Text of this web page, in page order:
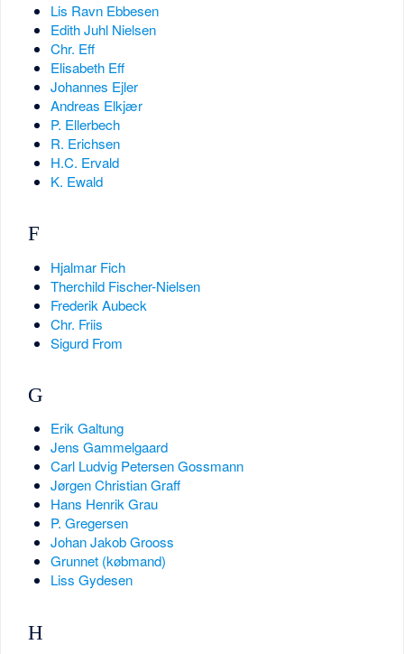
Lis Ravn Ebbesen
Edith Juhl Nielsen
Chr. Eff
Elisabeth Eff
Johannes Ejler
Andreas Elkjær
P. Ellerbech
R. Erichsen
H.C. Ervald
K. Ewald
F
Hjalmar Fich
Therchild Fischer-Nielsen
Frederik Aubeck
Chr. Friis
Sigurd From
G
Erik Galtung
Jens Gammelgaard
Carl Ludvig Petersen Gossmann
Jørgen Christian Graff
Hans Henrik Grau
P. Gregersen
Johan Jakob Grooss
Grunnet (købmand)
Liss Gydesen
H